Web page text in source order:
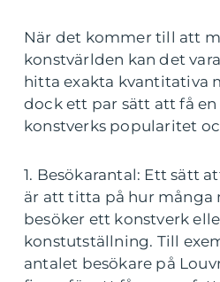
När det kommer till att
konstvärlden kan det
hitta exakta kvantitativa
dock ett par sätt att få
konstverks popularitet
1. Besökarantal: Ett sätt
är att titta på hur många
besöker ett konstverk
konstutställning. Till
antalet besökare på